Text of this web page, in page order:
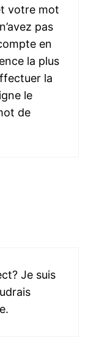
votre mot
pas
en
la plus
la
le
de
Je suis